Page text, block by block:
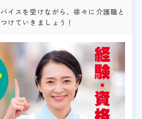
イスを受けながら、徐々に介護職と
けていきましょう！